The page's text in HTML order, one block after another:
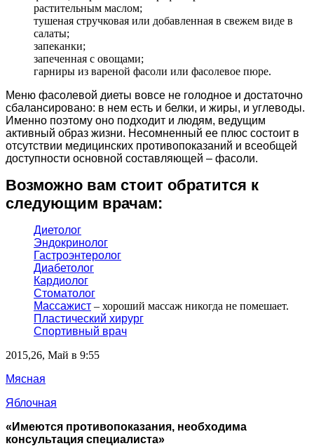
растительным маслом;
тушеная стручковая или добавленная в свежем виде в
салаты;
запеканки;
запеченная с овощами;
гарниры из вареной фасоли или фасолевое пюре.
Меню фасолевой диеты вовсе не голодное и достаточно
сбалансировано: в нем есть и белки, и жиры, и углеводы.
Именно поэтому оно подходит и людям, ведущим
активный образ жизни. Несомненный ее плюс состоит в
отсутствии медицинских противопоказаний и всеобщей
доступности основной составляющей – фасоли.
Возможно вам стоит обратится к
следующим врачам:
Диетолог
Эндокринолог
Гастроэнтеролог
Диабетолог
Кардиолог
Стоматолог
Массажист – хороший массаж никогда не помешает.
Пластический хирург
Спортивный врач
2015,26, Май в 9:55
Мясная
Яблочная
«Имеются противопоказания, необходима
консультация специалиста»